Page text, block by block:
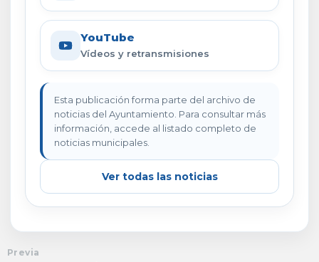
YouTube
Vídeos y retransmisiones
Esta publicación forma parte del archivo de
noticias del Ayuntamiento. Para consultar más
información, accede al listado completo de
noticias municipales.
Ver todas las noticias
Previa